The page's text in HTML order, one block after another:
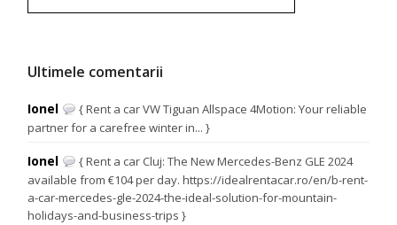
Ultimele comentarii
Ionel
{ Rent a car VW Tiguan Allspace 4Motion: Your reliable
partner for a carefree winter in... }
Ionel
{ Rent a car Cluj: The New Mercedes-Benz GLE 2024
available from €104 per day. https://idealrentacar.ro/en/b-rent-
a-car-mercedes-gle-2024-the-ideal-solution-for-mountain-
holidays-and-business-trips }